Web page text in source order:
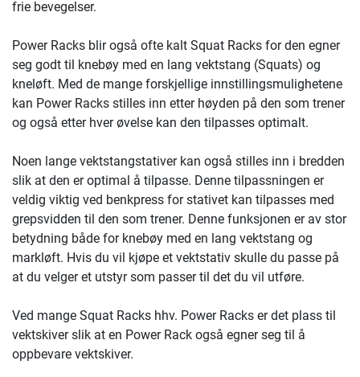
frie bevegelser.
Power Racks blir også ofte kalt Squat Racks for den egner
seg godt til knebøy med en lang vektstang (Squats) og
kneløft. Med de mange forskjellige innstillingsmulighetene
kan Power Racks stilles inn etter høyden på den som trener
og også etter hver øvelse kan den tilpasses optimalt.
Noen lange vektstangstativer kan også stilles inn i bredden
slik at den er optimal å tilpasse. Denne tilpassningen er
veldig viktig ved benkpress for stativet kan tilpasses med
grepsvidden til den som trener. Denne funksjonen er av stor
betydning både for knebøy med en lang vektstang og
markløft. Hvis du vil kjøpe et vektstativ skulle du passe på
at du velger et utstyr som passer til det du vil utføre.
Ved mange Squat Racks hhv. Power Racks er det plass til
vektskiver slik at en Power Rack også egner seg til å
oppbevare vektskiver.